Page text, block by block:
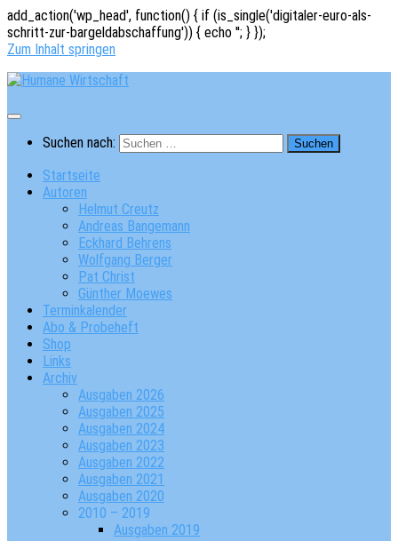
add_action('wp_head', function() { if (is_single('digitaler-euro-als-
schritt-zur-bargeldabschaffung')) { echo ''; } });
Zum Inhalt springen
Suchen nach:
Startseite
Autoren
Helmut Creutz
Andreas Bangemann
Eckhard Behrens
Wolfgang Berger
Pat Christ
Günther Moewes
Terminkalender
Abo & Probeheft
Shop
Links
Archiv
Ausgaben 2026
Ausgaben 2025
Ausgaben 2024
Ausgaben 2023
Ausgaben 2022
Ausgaben 2021
Ausgaben 2020
2010 – 2019
Ausgaben 2019